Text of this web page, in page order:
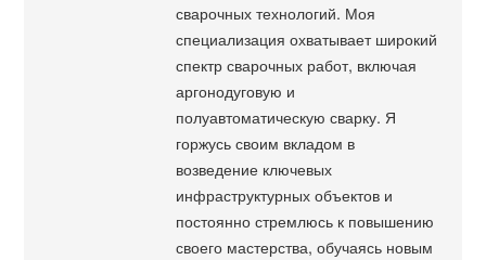
сварочных технологий. Моя
специализация охватывает широкий
спектр сварочных работ, включая
аргонодуговую и
полуавтоматическую сварку. Я
горжусь своим вкладом в
возведение ключевых
инфраструктурных объектов и
постоянно стремлюсь к повышению
своего мастерства, обучаясь новым